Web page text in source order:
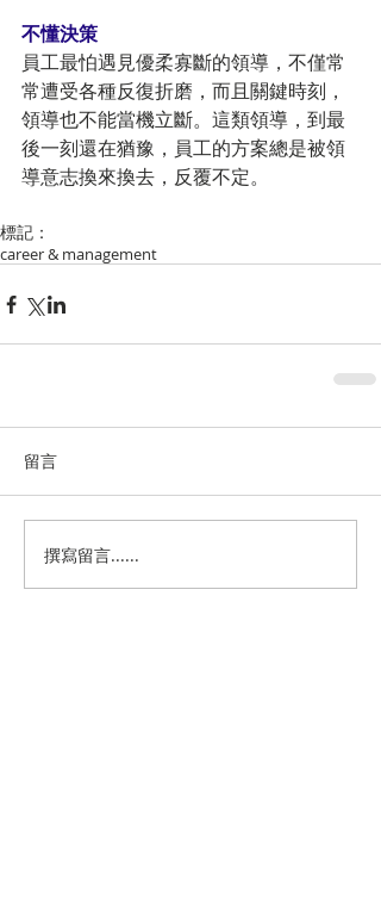
不懂決策
員工最怕遇見優柔寡斷的領導，不僅常
常遭受各種反復折磨，而且關鍵時刻，
領導也不能當機立斷。這類領導，到最
後一刻還在猶豫，員工的方案總是被領
導意志換來換去，反覆不定。
標記：
career & management
留言
撰寫留言......